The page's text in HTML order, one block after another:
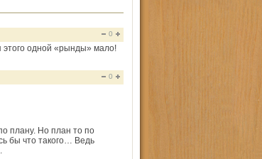
0
этого одной «рынды» мало!
0
плану. Но план то по
бы что такого… Ведь